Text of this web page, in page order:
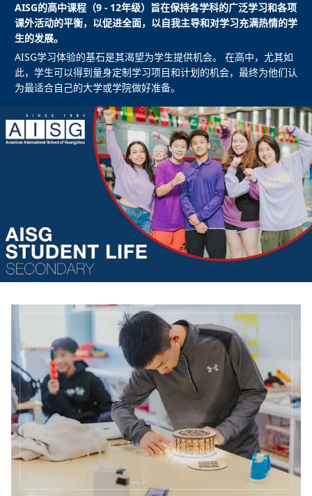
AISG的高中课程（9 - 12年级）旨在保持各学科的广泛学习和各项
课外活动的平衡，以促进全面，以自我主导和对学习充满热情的学
生的发展。
AISG学习体验的基石是其渴望为学生提供机会。 在高中，尤其如
此，学生可以得到量身定制学习项目和计划的机会，最终为他们认
为最适合自己的大学或学院做好准备。